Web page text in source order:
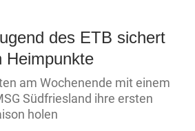
des ETB sichert
Heimpunkte
am Wochenende mit einem
Südfriesland ihre ersten
holen